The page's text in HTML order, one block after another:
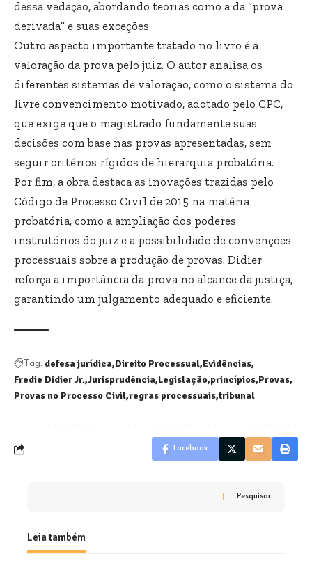
dessa vedação, abordando teorias como a da “prova
derivada” e suas exceções.
Outro aspecto importante tratado no livro é a
valoração da prova pelo juiz. O autor analisa os
diferentes sistemas de valoração, como o sistema do
livre convencimento motivado, adotado pelo CPC,
que exige que o magistrado fundamente suas
decisões com base nas provas apresentadas, sem
seguir critérios rígidos de hierarquia probatória.
Por fim, a obra destaca as inovações trazidas pelo
Código de Processo Civil de 2015 na matéria
probatória, como a ampliação dos poderes
instrutórios do juiz e a possibilidade de convenções
processuais sobre a produção de provas. Didier
reforça a importância da prova no alcance da justiça,
garantindo um julgamento adequado e eficiente.
Tag: defesa jurídica Direito Processual Evidências
Fredie Didier Jr. Jurisprudência Legislação princípios Provas
Provas no Processo Civil regras processuais tribunal
Facebook
Pesquisar
Leia também